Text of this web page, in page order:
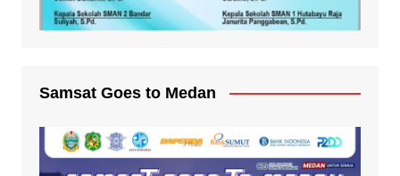
Samsat Goes to Medan